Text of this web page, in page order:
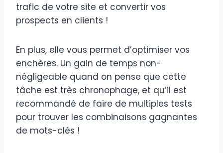
trafic de votre site et convertir vos
prospects en clients !
En plus, elle vous permet d’optimiser vos
enchères. Un gain de temps non-
négligeable quand on pense que cette
tâche est très chronophage, et qu’il est
recommandé de faire de multiples tests
pour trouver les combinaisons gagnantes
de mots-clés !